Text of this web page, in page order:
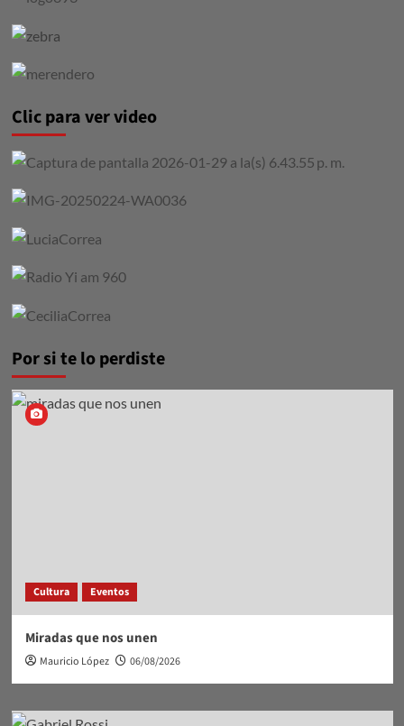
Clic para ver video
Por si te lo perdiste
Cultura Eventos
Miradas que nos unen
Mauricio López 06/08/2026